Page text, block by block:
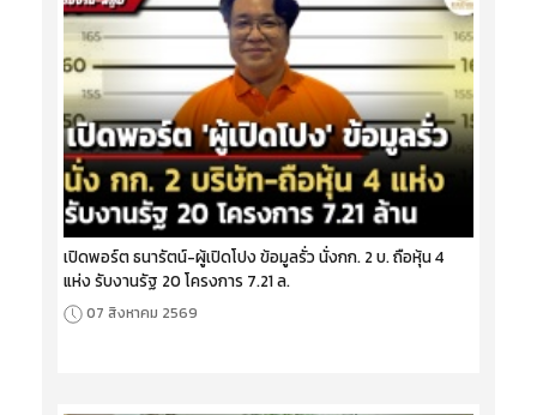
เปิดพอร์ต ธนารัตน์-ผู้เปิดโปง ข้อมูลรั่ว นั่งกก. 2 บ. ถือหุ้น 4
แห่ง รับงานรัฐ 20 โครงการ 7.21 ล.
07 สิงหาคม 2569